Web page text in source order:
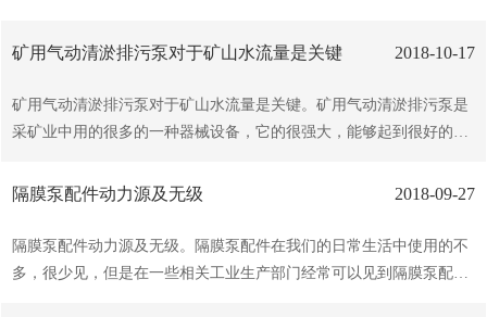
要严谨防范的。当有几台气动清污泵并列运行或是一台泵单独运...
修的重要性。1.拆卸气动隔膜泵之前，将左右边的气室及液室分别标
小卡箍松开，拆除出口管即可看到阀球和阀座，拿出球和座并检查泵
的其他备件有磨损、化学腐蚀、裂痕等现象3.使用扳手将液室和泵的
转松开隔膜装置。移出膜片外夹板后，将轴从中间体取出...
2018-10-17
矿用气动清淤排污泵对于矿山水流量是关键
矿用气动清淤排污泵对于矿山水流量是关键。矿用气动清淤排污泵是
采矿业中用的很多的一种器械设备，它的很强大，能够起到很好的清
早于预期，允许淮北从淮南的尾矿贮存设施（TSF）内的地下水井以
淤排污泵从1月到11月15日的基流量达15％。目前正在按计划审查从
菲利普湖1号冬季进一步扩大抽水量的申请。8月1日，机构警告称，
2018-09-27
隔膜泵配件动力源及无级
隔膜泵配件动力源及无级。隔膜泵配件在我们的日常生活中使用的不
多，很少见，但是在一些相关工业生产部门经常可以见到隔膜泵配件